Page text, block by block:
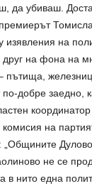
да убиваш.
на
на фона на
пътища,
добре заедно,
на
„Общините
не се
нито една